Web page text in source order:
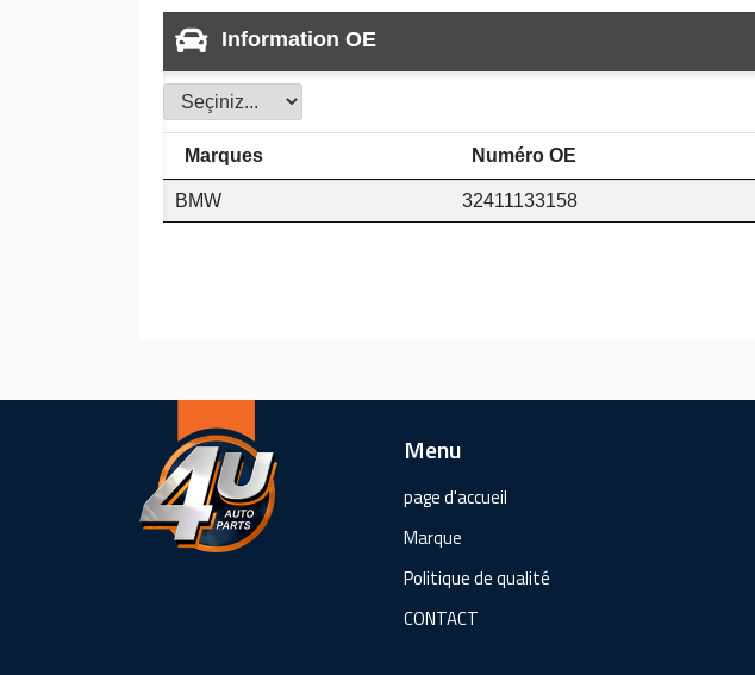
Information OE
Marques Numéro OE
BMW 32411133158
Menu
page d'accueil
Marque
Politique de qualité
CONTACT